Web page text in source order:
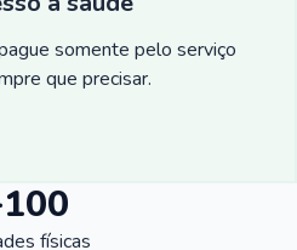
somente pelo serviço
que precisar.
físicas